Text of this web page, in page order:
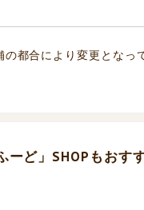
都合により変更となっ
ど」SHOPもおす